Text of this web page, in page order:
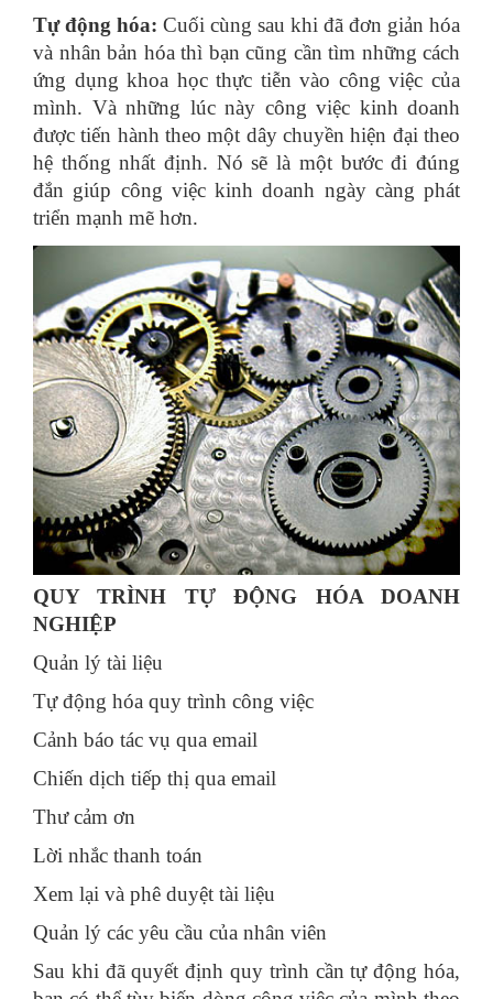
Tự động hóa: Cuối cùng sau khi đã đơn giản hóa
và nhân bản hóa thì bạn cũng cần tìm những cách
ứng dụng khoa học thực tiễn vào công việc của
mình. Và những lúc này công việc kinh doanh
được tiến hành theo một dây chuyền hiện đại theo
hệ thống nhất định. Nó sẽ là một bước đi đúng
đắn giúp công việc kinh doanh ngày càng phát
triển mạnh mẽ hơn.
QUY TRÌNH TỰ ĐỘNG HÓA DOANH
NGHIỆP
Quản lý tài liệu
Tự động hóa quy trình công việc
Cảnh báo tác vụ qua email
Chiến dịch tiếp thị qua email
Thư cảm ơn
Lời nhắc thanh toán
Xem lại và phê duyệt tài liệu
Quản lý các yêu cầu của nhân viên
Sau khi đã quyết định quy trình cần tự động hóa,